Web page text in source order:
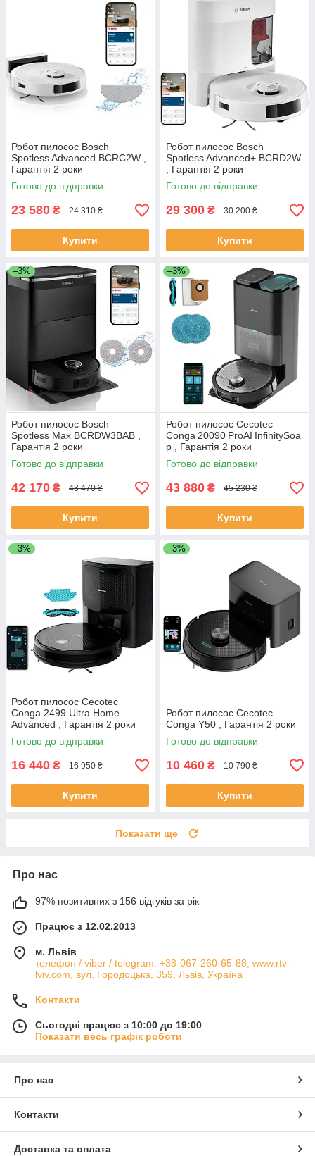
Робот пилосос Bosch
Spotless Advanced BCRC2W ,
Гарантія 2 роки
Готово до відправки
23 580 ₴ 24 310 ₴
Купити
Робот пилосос Bosch
Spotless Advanced+ BCRD2W
, Гарантія 2 роки
Готово до відправки
29 300 ₴ 30 200 ₴
Купити
–3%
Робот пилосос Bosch
Spotless Max BCRDW3BAB ,
Гарантія 2 роки
Готово до відправки
42 170 ₴ 43 470 ₴
Купити
–3%
Робот пилосос Cecotec
Conga 20090 ProAI InfinitySoa
p , Гарантія 2 роки
Готово до відправки
43 880 ₴ 45 230 ₴
Купити
–3%
Робот пилосос Cecotec
Conga 2499 Ultra Home
Advanced , Гарантія 2 роки
Готово до відправки
16 440 ₴ 16 950 ₴
Купити
–3%
Робот пилосос Cecotec
Conga Y50 , Гарантія 2 роки
Готово до відправки
10 460 ₴ 10 790 ₴
Купити
Показати ще
Про нас
97% позитивних з 156 відгуків за рік
Працює з 12.02.2013
м. Львів
телефон / viber / telegram: +38-067-260-65-88, www.rtv-
lviv.com, вул. Городоцька, 359, Львів, Україна
Контакти
Сьогодні працює з 10:00 до 19:00
Показати весь графік роботи
Про нас
Контакти
Доставка та оплата